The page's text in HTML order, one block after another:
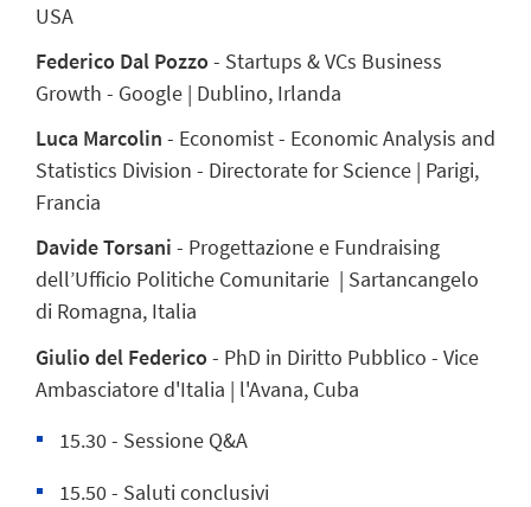
USA
Federico Dal Pozzo- Startups & VCs Business
Growth - Google | Dublino, Irlanda
Luca Marcolin - Economist - Economic Analysis and
Statistics Division - Directorate for Science | Parigi,
Francia
Davide Torsani - Progettazione e Fundraising
dell’Ufficio Politiche Comunitarie | Sartancangelo
di Romagna, Italia
Giulio del Federico- PhD in Diritto Pubblico - Vice
Ambasciatore d'Italia | l'Avana, Cuba
15.30 - Sessione Q&A
15.50 - Saluti conclusivi